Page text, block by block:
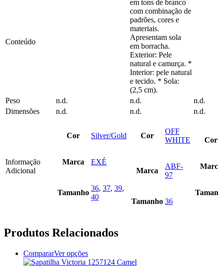
The
options
may
chosen
on
the
product
page
Conteúdo
em tons de branco
com combinação de
padrões, cores e
materiais.
Apresentam sola
em borracha.
Exterior: Pele
natural e camurça. *
Interior: pele natural
e tecido. * Sola:
(2,5 cm).
Peso
n.d. n.d.
n.d.
Dimensões
n.d. n.d. n.d.
Informação
Adicional
Cor Silver/Gold
Marca EXÉ
Tamanho
36, 37, 39,
40
Cor
OFF
WHITE
Marca
ABF-
97
Tamanho 36
Cor
Produtos Relacionados
CompararVer opçõesThis
product